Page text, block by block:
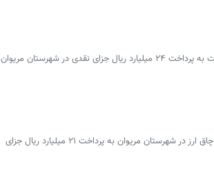
سرویس کردستان - مدیرکل تعزیرات حکومتی کردستان از محکومیت یک قاچاقچی سوخت به پرداخت ۲۴ میلیارد ریال جزای نقدی در شهرستان مریوان
سرویس کردستان - مدیرکل تعزیرات حکومتی کردستان از محکومیت یک متهم پرونده قاچاق ارز در شهرستان مریوان به پرداخت ۲۱ میلیارد ریال جزای